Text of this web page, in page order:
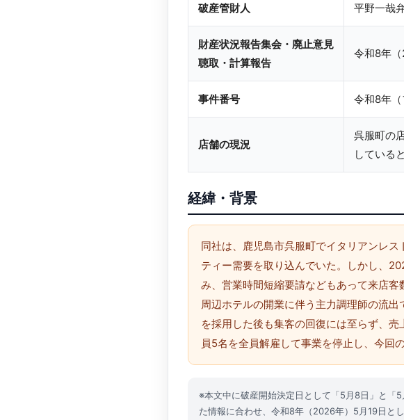
破産管財人 平野一哉
財産状況報告集会・廃止意見
聴取・計算報告
令和8年
事件番号 令和8年
店舗の現況
呉服町の
している
経緯・背景
同社は、鹿児島市呉服町でイタリアンレ
ティー需要を取り込んでいた。しかし、
み、営業時間短縮要請などもあって来店客
周辺ホテルの開業に伴う主力調理師の流
を採用した後も集客の回復には至らず、
員5名を全員解雇して事業を停止し、今回
※本文中に破産開始決定日として「5月8日」と「
た情報に合わせ、令和8年（2026年）5月19日とし